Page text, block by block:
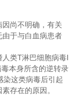
尚不明确，有关
于与白血病患者
类T淋巴细胞病毒I
本身所含的逆转录
染这类病毒后引起
存在的原因。